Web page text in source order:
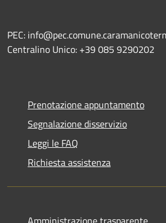
PEC:
Centralino Unico: +39 085 9290202
Prenotazione appuntamento
Segnalazione disservizio
Leggi le FAQ
Richiesta assistenza